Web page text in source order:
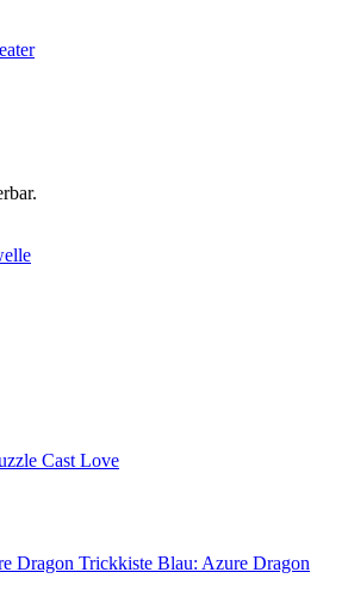
Cast Love
Trickkiste Blau: Azure Dragon